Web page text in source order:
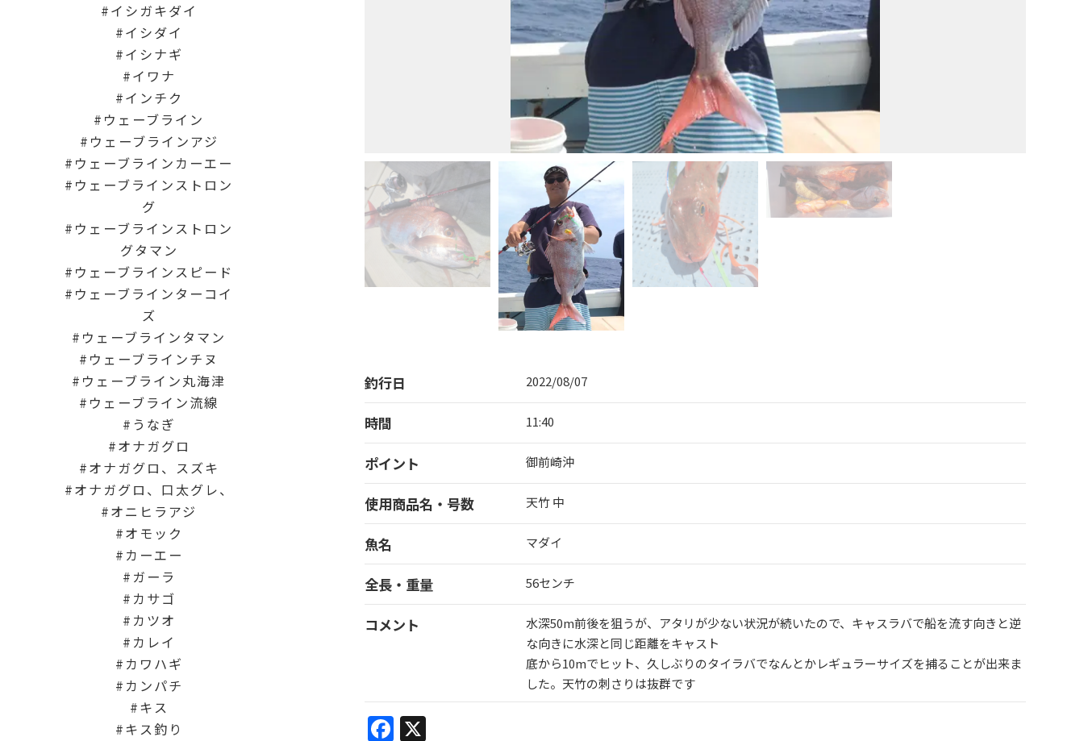
釣行日 2022/08/07
時間 11:40
ポイント 御前崎沖
使用商品名・号数 天竹 中
魚名 マダイ
全長・重量 56センチ
コメント
水深50m前後を狙うが、アタリが少ない状況が続いたので、キャスラバで船を流す向きと逆
な向きに水深と同じ距離をキャスト
底から10mでヒット、久しぶりのタイラバでなんとかレギュラーサイズを捕ることが出来ま
した。天竹の刺さりは抜群です
Facebook
イシガキダイ
イシダイ
イシナギ
イワナ
インチク
ウェーブライン
ウェーブラインアジ
ウェーブラインカーエー
ウェーブラインストロン
グ
ウェーブラインストロン
グタマン
ウェーブラインスピード
ウェーブラインターコイ
ズ
ウェーブラインタマン
ウェーブラインチヌ
ウェーブライン丸海津
ウェーブライン流線
うなぎ
オナガグロ
オナガグロ、スズキ
オナガグロ、口太グレ、
オニヒラアジ
オモック
カーエー
ガーラ
カサゴ
カツオ
カレイ
カワハギ
カンパチ
キス
キス釣り